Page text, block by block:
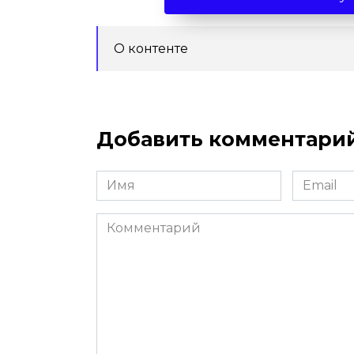
О контенте
Добавить
Имя
*
Email
*
Комментарий